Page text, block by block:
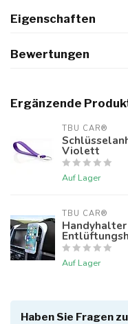
Eigenschaften
Bewertungen
Ergänzende
TBU CAR®
Violett
Auf Lager
TBU CAR®
Auf Lager
Haben Sie Fragen